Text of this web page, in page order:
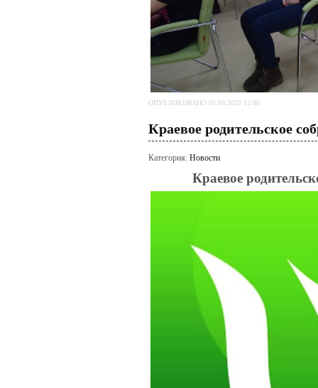
ОПУБЛИКОВАНО 05.03.2022 12:06
Краевое родительское
Категория: Новости
Краевое